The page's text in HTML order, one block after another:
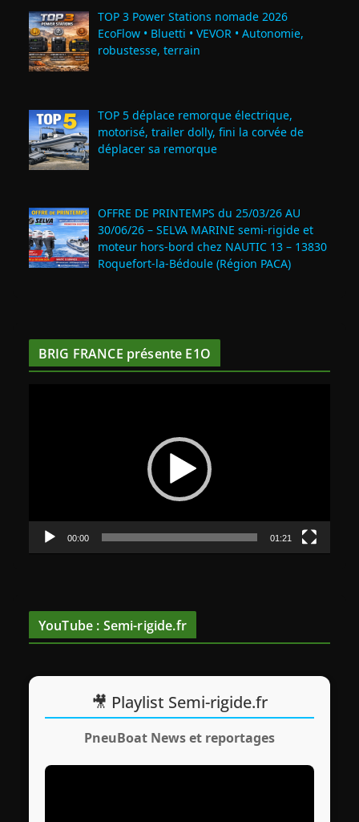
TOP 3 Power Stations nomade 2026
EcoFlow • Bluetti • VEVOR • Autonomie,
robustesse, terrain
TOP 5 déplace remorque électrique,
motorisé, trailer dolly, fini la corvée de
déplacer sa remorque
OFFRE DE PRINTEMPS du 25/03/26 AU
30/06/26 – SELVA MARINE semi-rigide et
moteur hors-bord chez NAUTIC 13 – 13830
Roquefort‑la‑Bédoule (Région PACA)
BRIG FRANCE présente E1O
i
o
00:00 01:21
YouTube : Semi-rigide.fr
🎥 Playlist Semi-rigide.fr
PneuBoat News et reportages